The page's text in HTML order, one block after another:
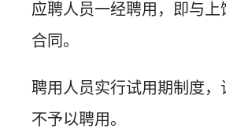
应聘人员一经聘用，即与
合同。
聘用人员实行试用期制度
不予以聘用。